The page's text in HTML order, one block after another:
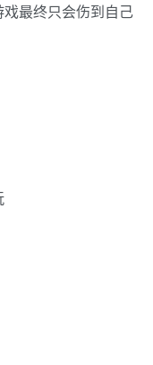
最终只会伤到自己